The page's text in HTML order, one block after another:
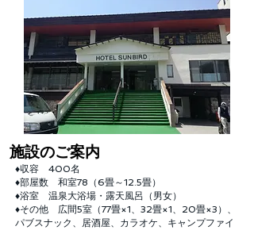
​施設のご案内
♦収容 400名
♦部屋数 和室78（6畳～12.5畳）
♦浴室 温泉大浴場・露天風呂（男女）
♦その他 広間5室（77畳×1、32畳×1、20畳×3）、
パブスナック、居酒屋、カラオケ、キャンプファイ